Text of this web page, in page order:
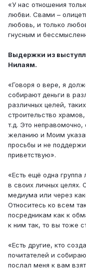
«У нас отношения
любви. Свами –
любовь, и только
гнусным и
Выдержки из
Нилаям.
«Говоря о вере, я
собирают деньги в
различных целей,
строительство
т.д. Это
желанию и Моим
просьбы и не
приветствую».
«Есть ещё одна
в своих личных целях.
медиума или через
Относитесь ко всем
посредникам как к
к ним так, то вы тоже
«Есть другие, кто
почитателей и
послал меня к вам